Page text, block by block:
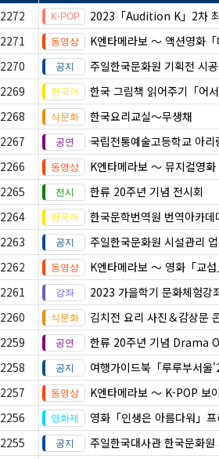
2272
2023「Audition K」2차
2271
K엔타메라보 ～ 액션영화「
2270
주일한국문화원 기획전 시
2269
한국 그림책 읽어주기「어
2268
한국요리교실〜무생채
2267
국립전통예술고등학교 아
2266
K엔타메라보 ～ 뮤지컬영화
2265
한류 20주년 기념 전시회
2264
한국문학번역원 번역아카데
2263
주일한국문화원 시설관리
2262
K엔타메라보 ～ 영화「교섭
2261
2023 가을학기 문화체험강
2260
김치전 요리 사진＆감상문
2259
한류 20주년 기념 Drama
2258
여행가이드북「루루부서울
2257
K엔타메라보 ～ K-POP 보
2256
영화「인생은 아름다워」
2255
주일한국대사관 한국문화